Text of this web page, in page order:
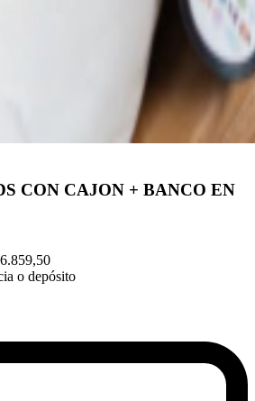
CON CAJON + BANCO EN
o depósito